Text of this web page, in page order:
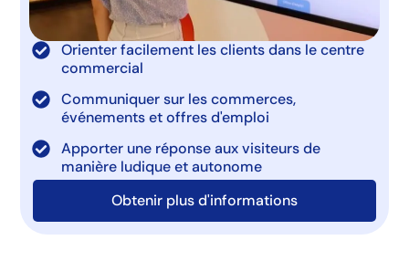
Orienter facilement les clients dans le centre
commercial
Communiquer sur les commerces,
événements et offres d'emploi
Apporter une réponse aux visiteurs de
manière ludique et autonome
Obtenir plus d'informations